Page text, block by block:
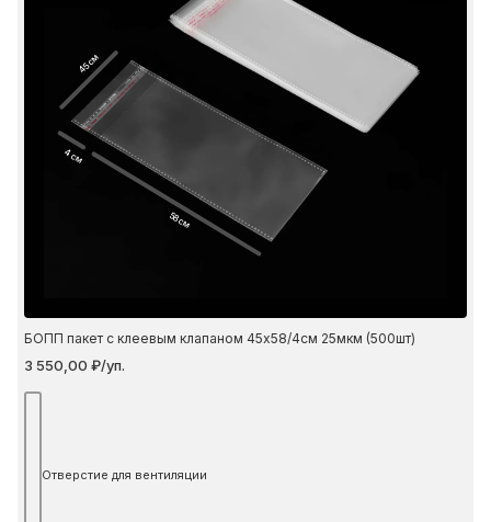
45 см
4 см
58 см
БОПП пакет с клеевым клапаном 45х58/4см 25мкм (500шт)
3 550,00 ₽/уп.
Отверстие для вентиляции